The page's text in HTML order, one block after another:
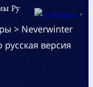
Ру
> Neverwinter
версия
Russian ▼